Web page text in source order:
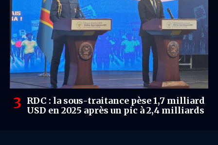
RDC : la sous-traitance pèse 1,7 milliard
USD en 2025 après un pic à 2,4 milliards